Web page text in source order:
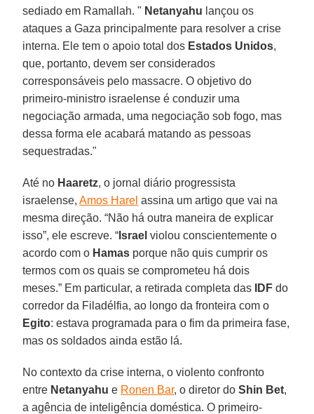
sediado em Ramallah. " Netanyahu lançou os
ataques a Gaza principalmente para resolver a crise
interna. Ele tem o apoio total dos Estados Unidos,
que, portanto, devem ser considerados
corresponsáveis ​​pelo massacre. O objetivo do
primeiro-ministro israelense é conduzir uma
negociação armada, uma negociação sob fogo, mas
dessa forma ele acabará matando as pessoas
sequestradas."
Até no Haaretz, o jornal diário progressista
israelense,Amos Harel assina um artigo que vai na
mesma direção. “Não há outra maneira de explicar
isso”, ele escreve. “ Israel violou conscientemente o
acordo com o Hamas porque não quis cumprir os
termos com os quais se comprometeu há dois
meses.” Em particular, a retirada completa das
IDF do
corredor da Filadélfia, ao longo da fronteira com o
Egito: estava programada para o fim da primeira fase,
mas os soldados ainda estão lá.
No contexto da crise interna, o violento confronto
entre Netanyahu e Ronen Bar, o diretor doShin Bet,
a agência de inteligência doméstica. O primeiro-